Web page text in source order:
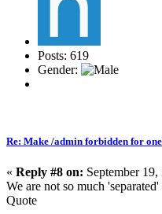
Posts: 619
Gender:
Re: Make /admin forbidden for
« Reply #8 on: September
We are not so much
Quote